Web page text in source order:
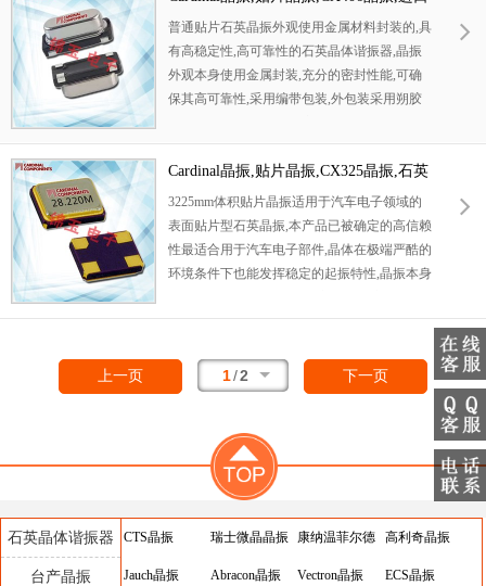
晶振
普通贴片石英晶振外观使用金属材料封装的,具
有高稳定性,高可靠性的石英晶体谐振器,晶振
外观本身使用金属封装,充分的密封性能,可确
保其高可靠性,采用编带包装,外包装采用朔胶
Cardinal晶振,贴片晶振,CX325晶振,石英
晶振
3225mm体积贴片晶振适用于汽车电子领域的
表面贴片型石英晶振,本产品已被确定的高信赖
性最适合用于汽车电子部件,晶体在极端严酷的
环境条件下也能发挥稳定的起振特性,晶振本身
足无铅焊接的高温回流温度曲线要求,符合
上一页 1/2 下一页
石英晶体谐振器
台产晶振
CTS晶振 瑞士微晶晶振 康纳温菲尔德
晶振
高利奇晶振
Jauch晶振 Abracon晶振 Vectron晶振 ECS晶振